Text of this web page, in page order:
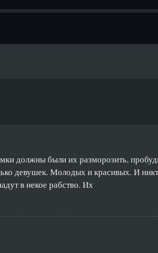
должны были их разморозить,
девушек. Молодых и красивых. И
в некое рабство. Их